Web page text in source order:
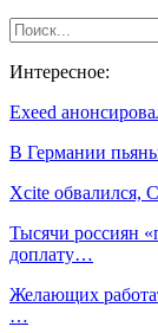
Интересное:
Exeed
В Германии
Xcite обвалился,
Тысячи россиян
доплату…
Желающих
…